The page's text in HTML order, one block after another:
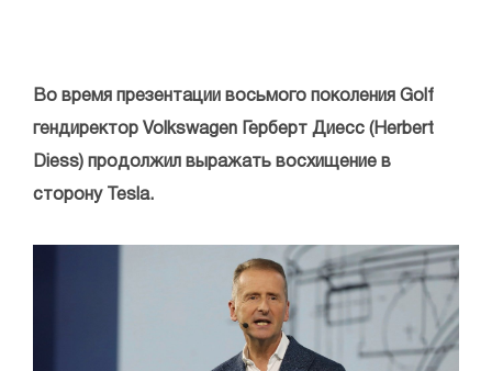
Во время презентации восьмого поколения Golf
гендиректор Volkswagen Герберт Диесс (Herbert
Diess) продолжил выражать восхищение в
сторону Tesla.